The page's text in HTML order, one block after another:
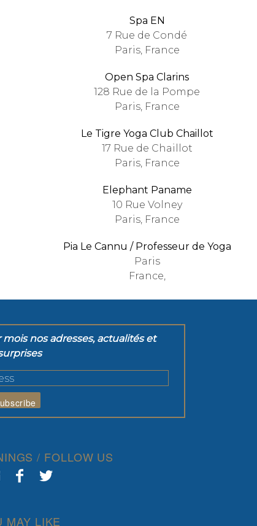
Spa EN
7 Rue de Condé
Paris, France
Open Spa Clarins
128 Rue de la Pompe
Paris, France
Le Tigre Yoga Club Chaillot
17 Rue de Chaillot
Paris, France
Elephant Paname
10 Rue Volney
Paris, France
Pia Le Cannu / Professeur de Yoga
Paris
France,
mois nos adresses, actualités et
/ FOLLOW US
MAY LIKE